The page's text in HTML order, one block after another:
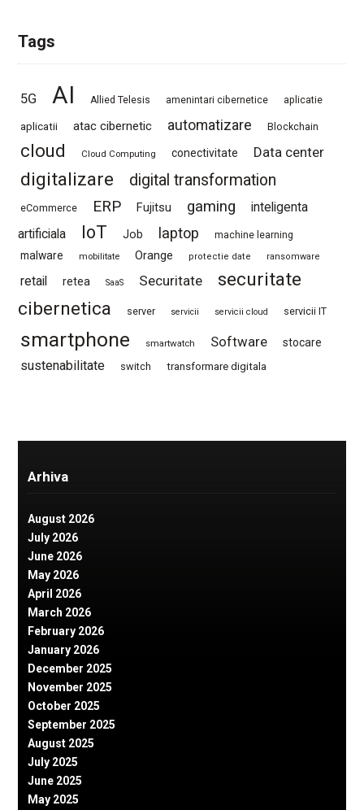
Tags
5G AI Allied Telesis amenintari cibernetice aplicatie
aplicatii atac cibernetic automatizare Blockchain
cloud Cloud Computing conectivitate Data center
digitalizare digital transformation
eCommerce ERP Fujitsu gaming
inteligenta
artificiala
IoT Job laptop machine learning
malware mobilitate Orange protectie date ransomware
retail retea SaaS Securitate
securitate
cibernetica
server servicii servicii cloud servicii IT
smartphone smartwatch Software stocare
sustenabilitate switch transformare digitala
Arhiva
August 2026
July 2026
June 2026
May 2026
April 2026
March 2026
February 2026
January 2026
December 2025
November 2025
October 2025
September 2025
August 2025
July 2025
June 2025
May 2025